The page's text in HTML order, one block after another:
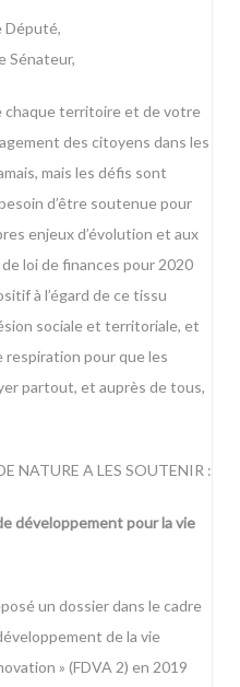
Député,
Sénateur,
chaque territoire et de votre
des citoyens dans les
mais les défis sont
d’être soutenue pour
enjeux d’évolution et aux
loi de finances pour 2020
à l’égard de ce tissu
sociale et territoriale, et
respiration pour que les
partout, et auprès de tous,
NATURE A LES SOUTENIR :
développement pour la vie
un dossier dans le cadre
de la vie
» (FDVA 2) en 2019